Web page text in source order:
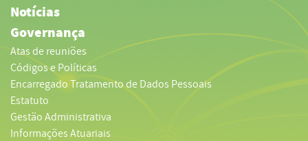
Notícias
Governança
Atas de reuniões
Códigos e Políticas
Encarregado Tratamento de Dados Pessoais
Estatuto
Gestão Administrativa
Informações Atuariais